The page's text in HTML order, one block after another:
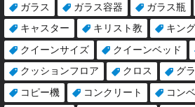
ガラス
ガラス容器 ガラス瓶
キャスター
キリスト教 キン
クイーンサイズ
クイーンベッド
クッションフロア
クロス グ
コピー機
コンクリート コン